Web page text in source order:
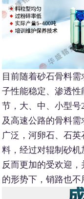
目前随着砂石骨料
子性能稳定、渗透性
节，大、中、小型号
及高速公路的骨料
广泛，河卵石、石
料，经过对辊制砂
反而更加的受欢迎
的形势下，销路也不